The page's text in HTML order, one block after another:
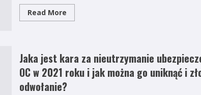
Read MoreRead
more
to
kosztuje
i
jakie
są
zasady?
Jaka jest kara za nieutrzymanie
OC w 2021 roku i jak można go uniknąć i
odwołanie?